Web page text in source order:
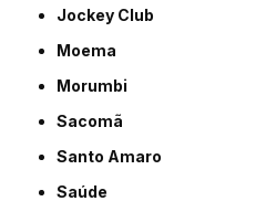
Jockey Club
Moema
Morumbi
Sacomã
Santo Amaro
Saúde